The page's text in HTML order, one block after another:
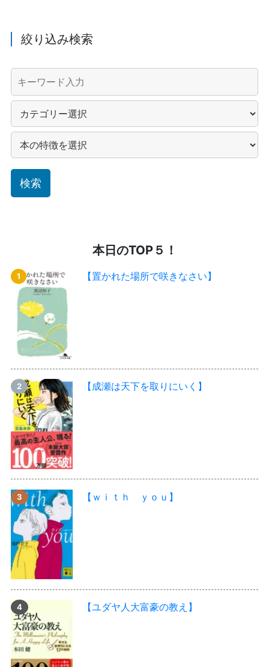
絞り込み検索
本日のTOP５！
【置かれた場所で咲きなさい】
【成瀬は天下を取りにいく】
【ｗｉｔｈ ｙｏｕ】
【ユダヤ人大富豪の教え】